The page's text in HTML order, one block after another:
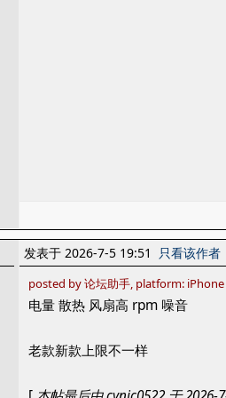
发表于 2026-7-5 19:51 只看该作者
posted by 论坛助手, platform: iPhone
电量 散热 风扇高 rpm 噪音
老款新款上限不一样